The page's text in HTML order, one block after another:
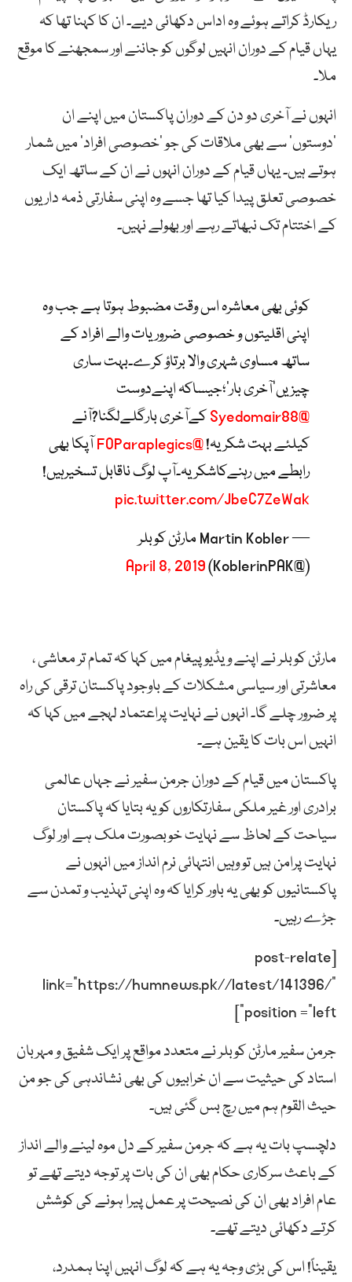
ریکارڈ کراتے ہوئے وہ اداس دکھائی دیے۔ ان کا کہنا تھا کہ
یہاں قیام کے دوران انہیں لوگوں کو جاننے اور سمجھنے کا موقع
ملا۔
انہوں نے آخری دو دن کے دوران پاکستان میں اپنے ان
’دوستوں‘ سے بھی ملاقات کی جو ’خصوصی افراد‘ میں شمار
ہوتے ہیں۔ یہاں قیام کے دوران انہوں نے ان کے ساتھ ایک
خصوصی تعلق پیدا کیا تھا جسے وہ اپنی سفارتی ذمہ داریوں
کے اختتام تک نبھاتے رہے اور بھولے نہیں۔
کوئی بھی معاشرہ اس وقت مضبوط ہوتا ہے جب وہ
اپنی اقلیتوں و خصوصی ضروریات والے افراد کے
ساتھ مساوی شہری والا برتاؤ کرے۔بہت ساری
چیزیں’آخری بار’؛جیساکہ اپنےدوست
@Syedomair88
کےآخری بارگلےلگنا?آنے
کیلئے بہت شکریہ!@FOParaplegics
آپکا بھی
رابطے میں رہنےکاشکریہ۔آپ لوگ ناقابل تسخیرہیں!
pic.twitter.com/JbeC7ZeWak
— Martin Kobler مارٹن کوبلر
(@KoblerinPAK)
April 8, 2019
مارٹن کوبلر نے اپنے ویڈیو پیغام میں کہا کہ تمام تر معاشی ،
معاشرتی اور سیاسی مشکلات کے باوجود پاکستان ترقی کی راہ
پر ضرور چلے گا۔ انہوں نے نہایت پراعتماد لہجے میں کہا کہ
انہیں اس بات کا یقین ہے۔
پاکستان میں قیام کے دوران جرمن سفیر نے جہاں عالمی
برادری اور غیر ملکی سفارتکاروں کو یہ بتایا کہ پاکستان
سیاحت کے لحاظ سے نہایت خوبصورت ملک ہے اور لوگ
نہایت پرامن ہیں تو وہیں انتہائی نرم انداز میں انہوں نے
پاکستانیوں کو بھی یہ باور کرایا کہ وہ اپنی تہذیب و تمدن سے
جڑے رہیں۔
[post-relate
link=”https://humnews.pk//latest/141396/”
position =”left”]
جرمن سفیر مارٹن کوبلر نے متعدد مواقع پر ایک شفیق و مہربان
استاد کی حیثیت سے ان خرابیوں کی بھی نشاندہی کی جو من
حیث القوم ہم میں رچ بس گئی ہیں۔
دلچسپ بات یہ ہے کہ جرمن سفیر کے دل موہ لینے والے انداز
کے باعث سرکاری حکام بھی ان کی بات پر توجہ دیتے تھے تو
عام افراد بھی ان کی نصیحت پر عمل پیرا ہونے کی کوشش
کرتے دکھائی دیتے تھے۔
یقیناً! اس کی بڑی وجہ یہ ہے کہ لوگ انہیں اپنا ہمدرد،